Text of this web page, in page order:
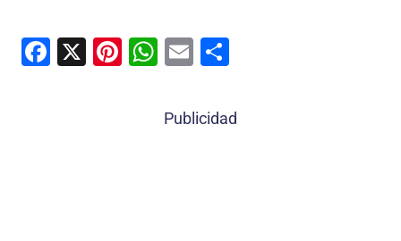
F
X
Pi W
at
E
ai m
Publicidad